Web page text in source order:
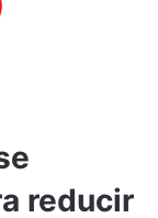
reducir